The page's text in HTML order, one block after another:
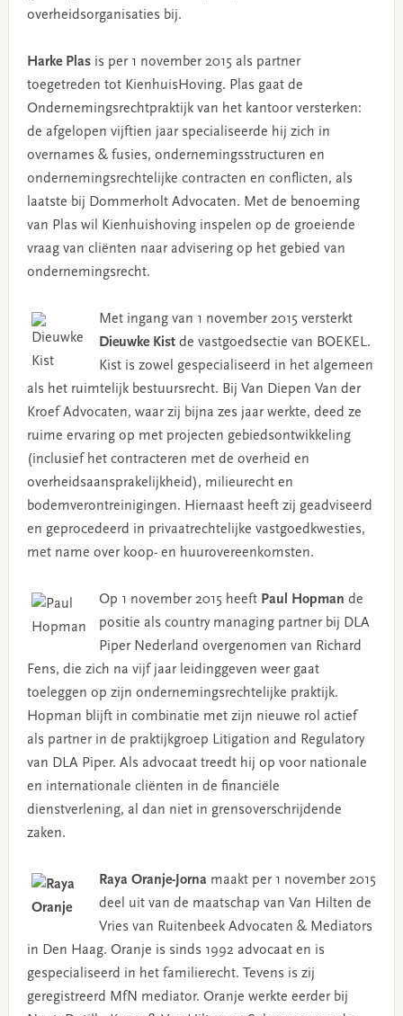
overheidsorganisaties bij.
Harke Plasis per 1 november 2015 als partner
toegetreden tot KienhuisHoving. Plas gaat de
Ondernemingsrechtpraktijk van het kantoor versterken:
de afgelopen vijftien jaar specialiseerde hij zich in
overnames & fusies, ondernemingsstructuren en
ondernemingsrechtelijke contracten en conflicten, als
laatste bij Dommerholt Advocaten. Met de benoeming
van Plas wil Kienhuishoving inspelen op de groeiende
vraag van cliënten naar advisering op het gebied van
ondernemingsrecht.
Met ingang van 1 november 2015 versterkt
Dieuwke Kistde vastgoedsectie van BOEKEL.
Kist is zowel gespecialiseerd in het algemeen
als het ruimtelijk bestuursrecht. Bij Van Diepen Van der
Kroef Advocaten, waar zij bijna zes jaar werkte, deed ze
ruime ervaring op met projecten gebiedsontwikkeling
(inclusief het contracteren met de overheid en
overheidsaansprakelijkheid), milieurecht en
bodemverontreinigingen. Hiernaast heeft zij geadviseerd
en geprocedeerd in privaatrechtelijke vastgoedkwesties,
met name over koop- en huurovereenkomsten.
Op 1 november 2015 heeft Paul Hopman de
positie als country managing partner bij DLA
Piper Nederland overgenomen van Richard
Fens, die zich na vijf jaar leidinggeven weer gaat
toeleggen op zijn ondernemingsrechtelijke praktijk.
Hopman blijft in combinatie met zijn nieuwe rol actief
als partner in de praktijkgroep Litigation and Regulatory
van DLA Piper. Als advocaat treedt hij op voor nationale
en internationale cliënten in de financiële
dienstverlening, al dan niet in grensoverschrijdende
zaken.
Raya Oranje-Jorna maakt per 1 november 2015
deel uit van de maatschap van Van Hilten de
Vries van Ruitenbeek Advocaten & Mediators
in Den Haag. Oranje is sinds 1992 advocaat en is
gespecialiseerd in het familierecht. Tevens is zij
geregistreerd MfN mediator. Oranje werkte eerder bij